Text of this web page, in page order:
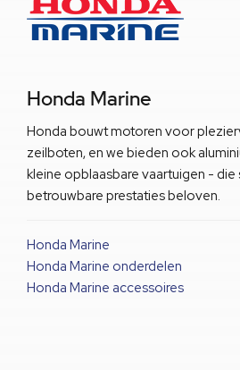
Honda Marine
Honda bouwt motoren voor
zeilboten, en we bieden ook
kleine opblaasbare vaartuigen -
betrouwbare prestaties beloven.
Honda Marine
Honda Marine onderdelen
Honda Marine accessoires